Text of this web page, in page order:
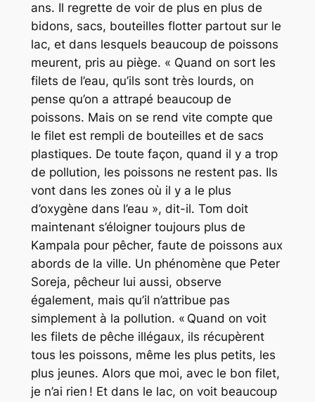
ans. Il regrette de voir de plus en plus de
bidons, sacs, bouteilles flotter partout sur le
lac, et dans lesquels beaucoup de poissons
meurent, pris au piège. « Quand on sort les
filets de l’eau, qu’ils sont très lourds, on
pense qu’on a attrapé beaucoup de
poissons. Mais on se rend vite compte que
le filet est rempli de bouteilles et de sacs
plastiques. De toute façon, quand il y a trop
de pollution, les poissons ne restent pas. Ils
vont dans les zones où il y a le plus
d’oxygène dans l’eau », dit-il. Tom doit
maintenant s’éloigner toujours plus de
Kampala pour pêcher, faute de poissons aux
abords de la ville. Un phénomène que Peter
Soreja, pêcheur lui aussi, observe
également, mais qu’il n’attribue pas
simplement à la pollution. « Quand on voit
les filets de pêche illégaux, ils récupèrent
tous les poissons, même les plus petits, les
plus jeunes. Alors que moi, avec le bon filet,
je n’ai rien ! Et dans le lac, on voit beaucoup